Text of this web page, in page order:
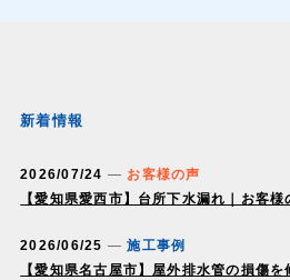
新着情報
2026/07/24
お客様の声
【愛知県愛西市】台所下水漏れ｜お客様
2026/06/25
施工事例
【愛知県名古屋市】屋外排水管の損傷